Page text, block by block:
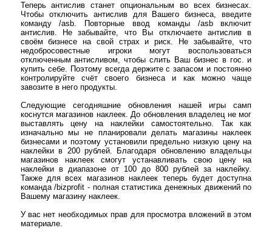
Теперь антислив станет опциональным во всех бизнесах.
Чтобы отключить антислив для Вашего бизнеса, введите
команду /asb. Повторные ввод команды /asb включит
антислив. Не забывайте, что Вы отключаете антислив в
своём бизнесе на свой страх и риск. Не забывайте, что
недобросовестные игроки могут воспользоваться
отключенным антисливом, чтобы слить Ваш бизнес в гос. и
купить себе. Поэтому всегда держите с запасом и постоянно
контролируйте счёт своего бизнеса и как можно чаще
завозите в него продукты.
Следующие сегодняшние обновления нашей игры самп
коснутся магазинов наклеек. До обновления владелец не мог
выставлять цену на наклейки самостоятельно. Так как
изначально мы не планировали делать магазины наклеек
бизнесами и поэтому установили предельно низкую цену на
наклейки в 200 рублей. Благодаря обновлению владельцы
магазинов наклеек смогут устанавливать свою цену на
наклейки в диапазоне от 100 до 800 рублей за наклейку.
Также для всех магазинов наклеек теперь будет доступна
команда /bizprofit - полная статистика денежных движений по
Вашему магазину наклеек.
У вас нет необходимых прав для просмотра вложений в этом
материале.